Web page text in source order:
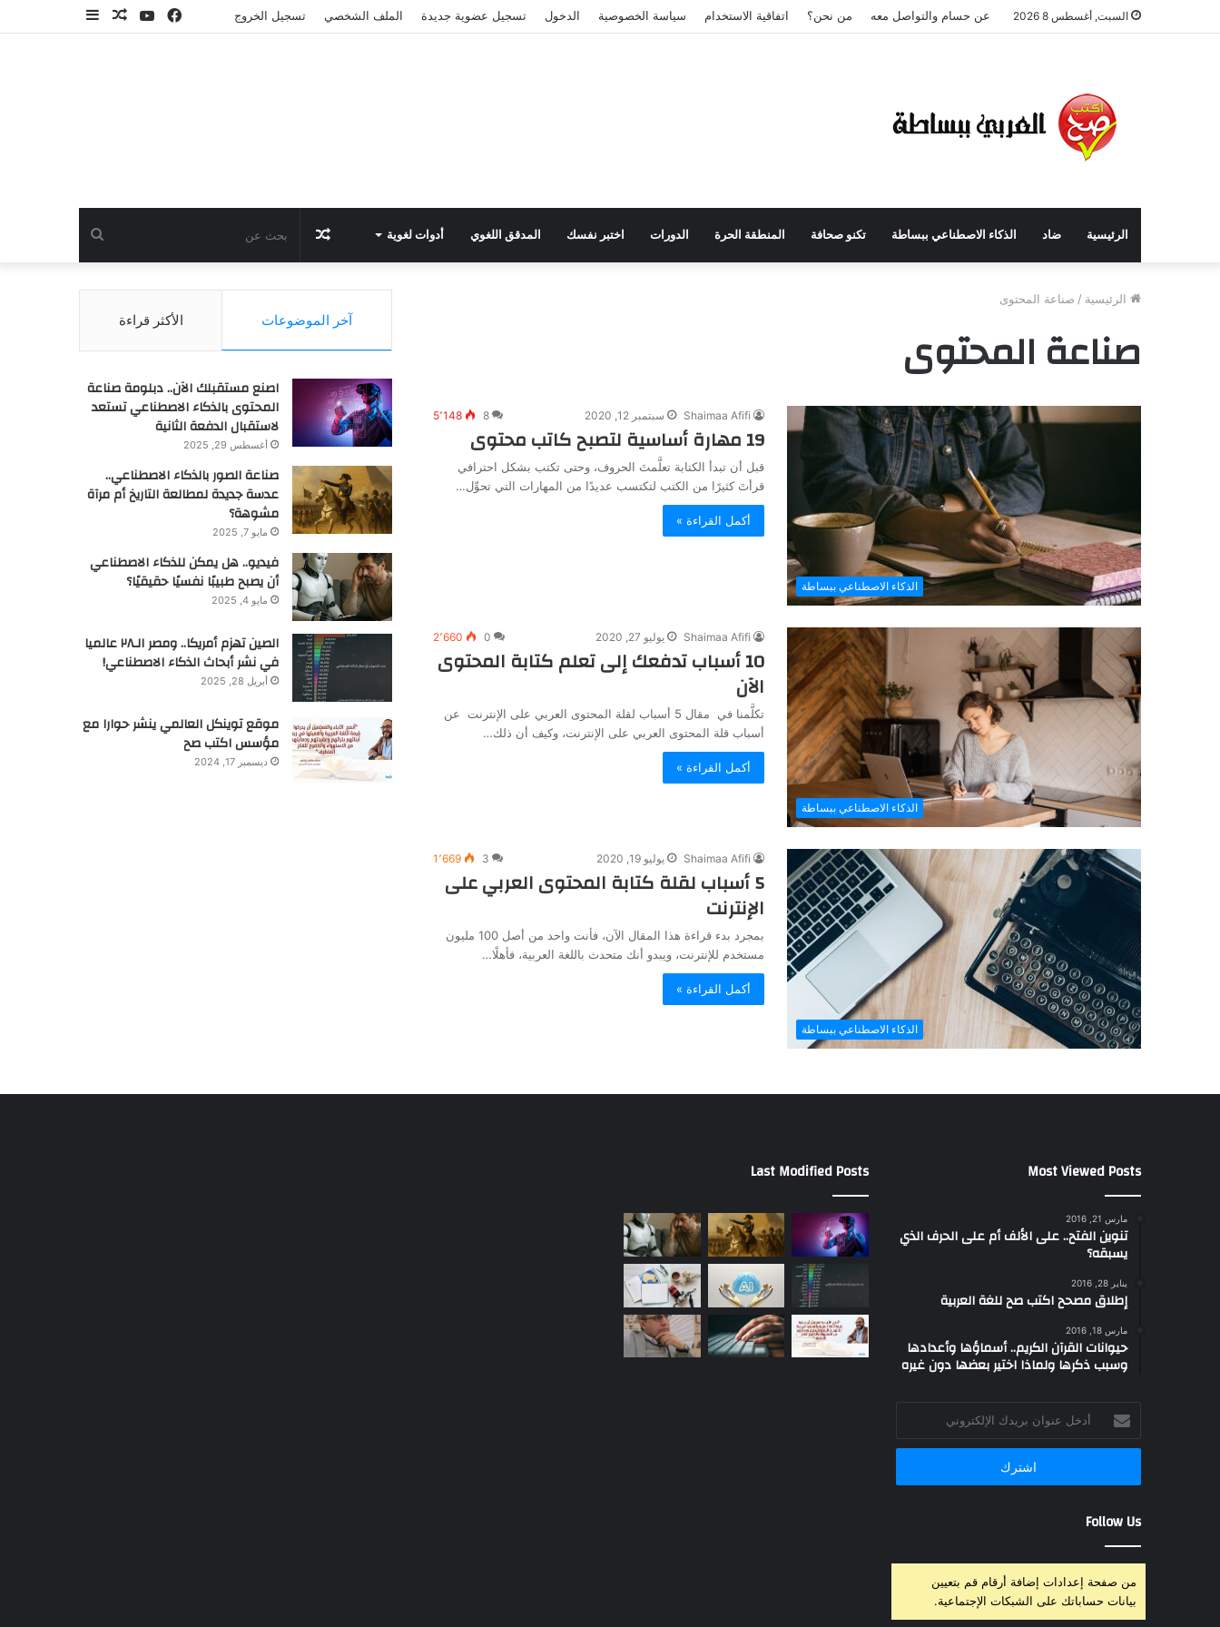
السبت, أغسطس 8 2026 عن حسام والتواصل معه من نحن؟ اتفاقية الاستخدام سياسة الخصوصية الدخول تسجيل عضوية جديدة الملف الشخصي تسجيل الخروج
مقال يوتيوبفيسبوك
الرئيسية ضاد الذكاء الاصطناعي ببساطة تكنو صحافة المنطقة الحرة الدورات اختبر نفسك المدقق اللغوي أدوات لغوية
عن
مقال
عشوائي الرئيسية / صناعة المحتوى
صناعة المحتوى
الذكاء الاصطناعي ببساطة
Shaimaa Afifi سبتمبر 12, 2020 8 5٬148
19 مهارة أساسية لتصبح كاتب محتوى
قبل أن تبدأ الكتابة تعلَّمتَ الحروف، وحتى تكتب بشكل احترافي
قرأتَ كثيرًا من الكتب لتكتسب عديدًا من المهارات التي تحوِّل…
أكمل القراءة »
الذكاء الاصطناعي ببساطة
Shaimaa Afifi يوليو 27, 2020 0 2٬660
10 أسباب تدفعك إلى تعلم كتابة المحتوى
الآن
تكلَّمنا في مقال 5 أسباب لقلة المحتوى العربي على الإنترنت عن
أسباب قلة المحتوى العربي على الإنترنت، وكيف أن ذلك…
أكمل القراءة »
الذكاء الاصطناعي ببساطة
Shaimaa Afifi يوليو 19, 2020 3 1٬669
5 أسباب لقلة كتابة المحتوى العربي على
الإنترنت
بمجرد بدء قراءة هذا المقال الآن، فأنت واحد من أصل 100 مليون
مستخدم للإنترنت، ويبدو أنك متحدث باللغة العربية، فأهلًا…
أكمل القراءة »
آخر الموضوعات الأكثر قراءة
اصنع مستقبلك الآن.. دبلومة صناعة
المحتوى بالذكاء الاصطناعي تستعد
لاستقبال الدفعة الثانية
أغسطس 29, 2025
صناعة الصور بالذكاء الاصطناعي..
عدسة جديدة لمطالعة التاريخ أم مرآة
مشوهة؟
مايو 7, 2025
فيديو.. هل يمكن للذكاء الاصطناعي
أن يصبح طبيبًا نفسيًا حقيقيًا؟
مايو 4, 2025
الصين تهزم أمريكا.. ومصر الـ٢٨ عالميا
في نشر أبحاث الذكاء الاصطناعي!
أبريل 28, 2025
موقع توينكل العالمي ينشر حوارا مع
مؤسس اكتب صح
ديسمبر 17, 2024
Most Viewed Posts
مارس 21, 2016
تنوين الفتح.. على الألف أم على الحرف الذي
يسبقه؟
يناير 28, 2016
إطلاق مصحح اكتب صح للغة العربية
مارس 18, 2016
حيوانات القرآن الكريم.. أسماؤها وأعدادها
وسبب ذكرها ولماذا اختير بعضها دون غيره
عنوان
بريدك
Follow Us
من صفحة إعدادات إضافة أرقام قم بتعيين
بيانات حساباتك على الشبكات الإجتماعية.
Last Modified Posts